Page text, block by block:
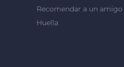
Recomendar a un
Huella